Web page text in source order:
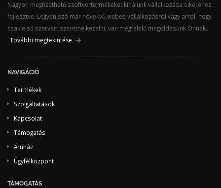
Nagyon megfizethető szoftvertermékeket kínálunk vállalkozása sikeréhez
fejlesztve. Legyen szó már növekvő webes vállalkozásról vagy arról, hogy
csak első szervert szeretné kezelni, van megfelelő megoldásunk Önnek.
További megtekintése
NAVIGÁCIÓ
Termékek
Szolgáltatások
Kapcsolat
Támogatás
Áruház
Ügyfélközpont
TÁMOGATÁS